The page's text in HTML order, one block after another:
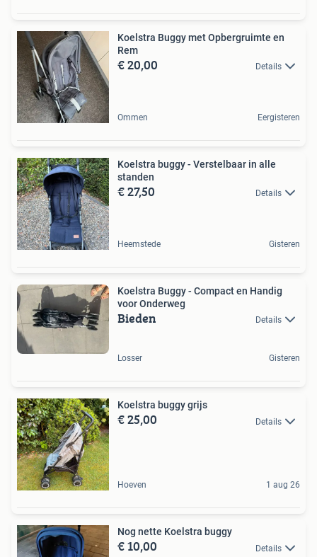
Koelstra Buggy met Opbergruimte en
Rem
€ 20,00 Details
Ommen Eergisteren
Koelstra buggy - Verstelbaar in alle
standen
€ 27,50 Details
Heemstede Gisteren
Koelstra Buggy - Compact en Handig
voor Onderweg
Bieden Details
Losser Gisteren
Koelstra buggy grijs
€ 25,00 Details
Hoeven 1 aug 26
Nog nette Koelstra buggy
€ 10,00 Details